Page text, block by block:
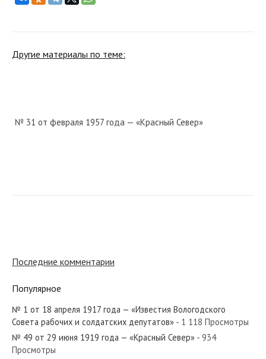
Другие материалы по теме:
№ 31 от февраля 1957 года — «Красный Север»
№ 71 от апреля 1933 года — «Красный Север»
Последние комментарии
Популярное
№ 1 от 18 апреля 1917 года — «Известия Вологодского
Совета рабочих и солдатских депутатов» - 1 118 Просмотры
№ 49 от 29 июня 1919 года — «Красный Север» - 934
Просмотры